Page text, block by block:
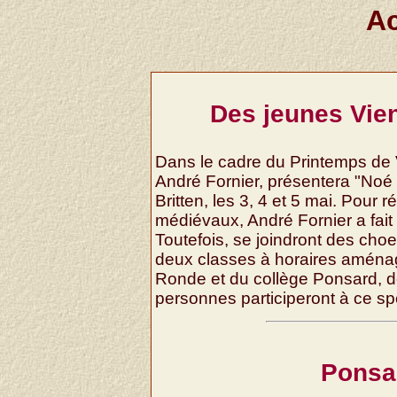
Des jeunes
Dans le cadre du Printemps
André Fornier, présentera
Britten, les 3, 4 et 5 mai. Pour
médiévaux, André Fornier a
Toutefois, se joindront des
deux classes à horaires
Ronde et du collège Ponsard,
personnes participeront à ce